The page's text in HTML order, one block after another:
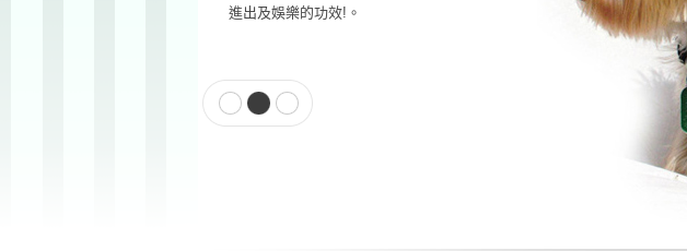
進出及娛樂的功效!。